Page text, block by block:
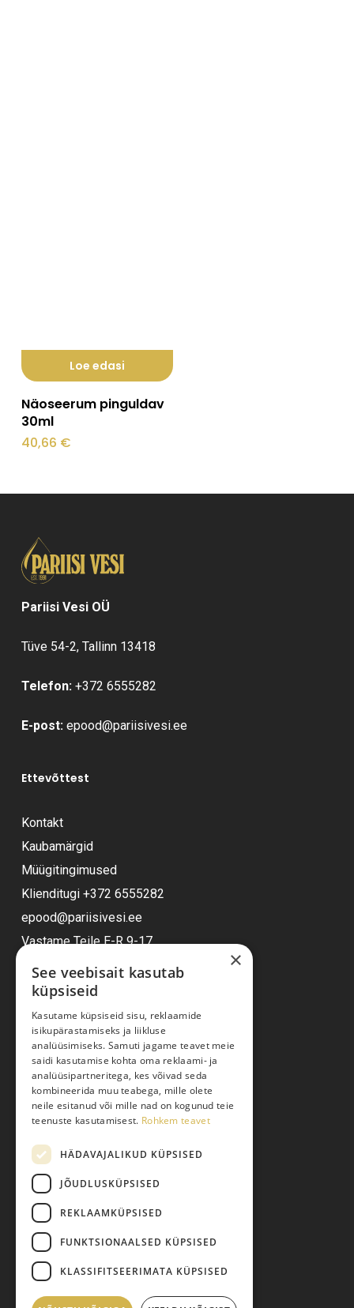
Loe edasi
Näoseerum pinguldav
30ml
40,66 €
Pariisi Vesi OÜ
Tüve 54-2, Tallinn 13418
Telefon: +372 6555282
E-post: epood@pariisivesi.ee
Ettevõttest
Kontakt
Kaubamärgid
Müügitingimused
Klienditugi +372 6555282
epood@pariisivesi.ee
Vastame Teile E-R 9-17
Ostuabi
Kauba kohaletoimetamine
Toodete tellimine
Maksmine
Järelmaks
Pretensiooni esitamine
Isikuandmete töötlemine
×
See veebisait kasutab
küpsiseid
Kasutame küpsiseid sisu, reklaamide
isikupärastamiseks ja liikluse
analüüsimiseks. Samuti jagame teavet meie
saidi kasutamise kohta oma reklaami- ja
analüüsipartneritega, kes võivad seda
kombineerida muu teabega, mille olete
neile esitanud või mille nad on kogunud teie
teenuste kasutamisest. Rohkem teavet
HÄDAVAJALIKUD KÜPSISED
JÕUDLUSKÜPSISED
REKLAAMKÜPSISED
FUNKTSIONAALSED KÜPSISED
KLASSIFITSEERIMATA KÜPSISED